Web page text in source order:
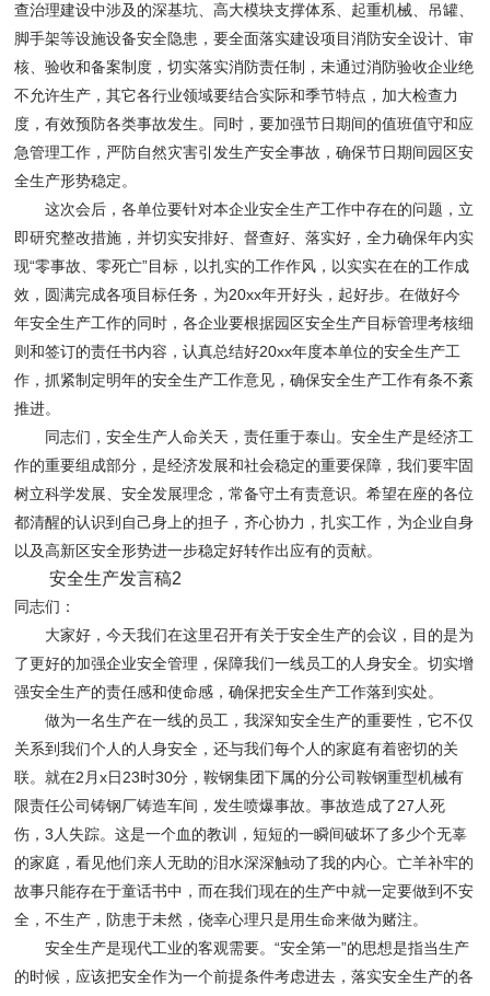
查治理建设中涉及的深基坑、高大模块支撑体系、起重机械、吊罐、
脚手架等设施设备安全隐患，要全面落实建设项目消防安全设计、审
核、验收和备案制度，切实落实消防责任制，未通过消防验收企业绝
不允许生产，其它各行业领域要结合实际和季节特点，加大检查力
度，有效预防各类事故发生。同时，要加强节日期间的值班值守和应
急管理工作，严防自然灾害引发生产安全事故，确保节日期间园区安
全生产形势稳定。
这次会后，各单位要针对本企业安全生产工作中存在的问题，立
即研究整改措施，并切实安排好、督查好、落实好，全力确保年内实
现“零事故、零死亡”目标，以扎实的工作作风，以实实在在的工作成
效，圆满完成各项目标任务，为20xx年开好头，起好步。在做好今
年安全生产工作的同时，各企业要根据园区安全生产目标管理考核细
则和签订的责任书内容，认真总结好20xx年度本单位的安全生产工
作，抓紧制定明年的安全生产工作意见，确保安全生产工作有条不紊
推进。
同志们，安全生产人命关天，责任重于泰山。安全生产是经济工
作的重要组成部分，是经济发展和社会稳定的重要保障，我们要牢固
树立科学发展、安全发展理念，常备守土有责意识。希望在座的各位
都清醒的认识到自己身上的担子，齐心协力，扎实工作，为企业自身
以及高新区安全形势进一步稳定好转作出应有的贡献。
安全生产发言稿2
同志们：
大家好，今天我们在这里召开有关于安全生产的会议，目的是为
了更好的加强企业安全管理，保障我们一线员工的人身安全。切实增
强安全生产的责任感和使命感，确保把安全生产工作落到实处。
做为一名生产在一线的员工，我深知安全生产的重要性，它不仅
关系到我们个人的人身安全，还与我们每个人的家庭有着密切的关
联。就在2月x日23时30分，鞍钢集团下属的分公司鞍钢重型机械有
限责任公司铸钢厂铸造车间，发生喷爆事故。事故造成了27人死
伤，3人失踪。这是一个血的教训，短短的一瞬间破坏了多少个无辜
的家庭，看见他们亲人无助的泪水深深触动了我的内心。亡羊补牢的
故事只能存在于童话书中，而在我们现在的生产中就一定要做到不安
全，不生产，防患于未然，侥幸心理只是用生命来做为赌注。
安全生产是现代工业的客观需要。“安全第一”的思想是指当生产
的时候，应该把安全作为一个前提条件考虑进去，落实安全生产的各